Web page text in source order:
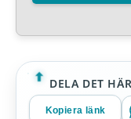
DELA DET
Kopiera länk